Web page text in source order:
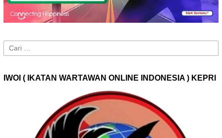
Cari
untuk:
IWOI ( IKATAN WARTAWAN ONLINE INDONESIA ) KEPRI